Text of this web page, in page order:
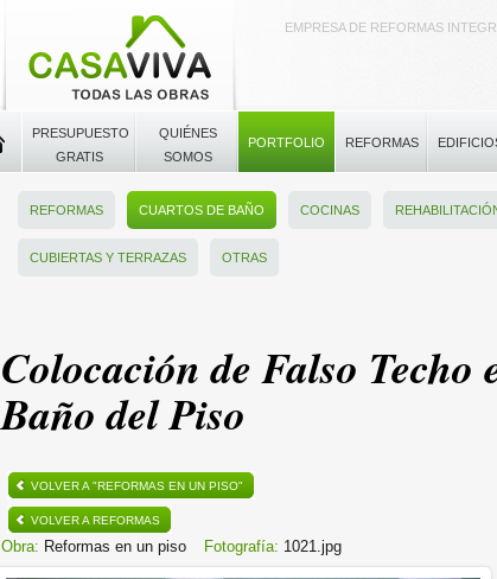
EMPRESA DE REFORMAS
PRESUPUESTO
GRATIS
QUIÉNES
SOMOS
PORTFOLIO REFORMAS
REFORMAS CUARTOS DE BAÑO COCINAS
CUBIERTAS Y TERRAZAS OTRAS
Colocación de Falso Techo
Baño del Piso
VOLVER A "REFORMAS EN UN PISO"
VOLVER A REFORMAS
Obra: Reformas en un piso Fotografía: 1021.jpg